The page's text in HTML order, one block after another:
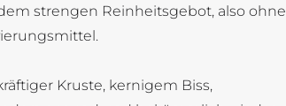
Qualität und Frische sind garantiert
strengen Reinheitsgebot, also ohne
Kruste, kernigem Biss,